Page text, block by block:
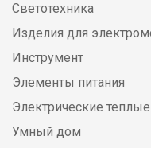
Светотехника
Изделия для
Инструмент
Элементы питания
Электрические
Умный дом